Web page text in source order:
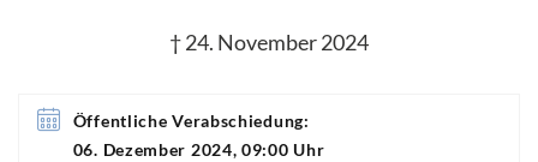
† 24. November 2024
Öffentliche Verabschiedung:
06. Dezember 2024, 09:00 Uhr